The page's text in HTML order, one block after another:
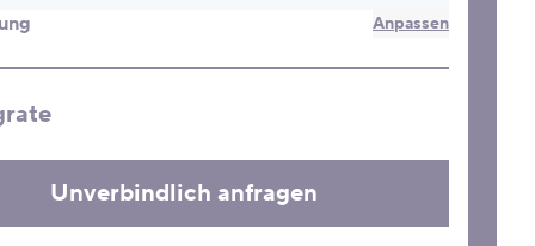
Anpassen
Unverbindlich anfragen